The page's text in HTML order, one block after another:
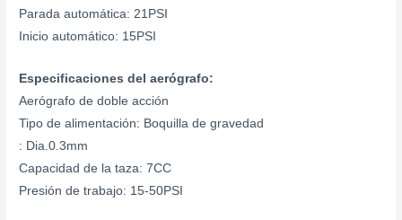
Parada automática: 21PSI
Inicio automático: 15PSI
Especificaciones del aerógrafo:
Aerógrafo de doble acción
Tipo de alimentación: Boquilla de gravedad
: Dia.0.3mm
Capacidad de la taza: 7CC
Presión de trabajo: 15-50PSI